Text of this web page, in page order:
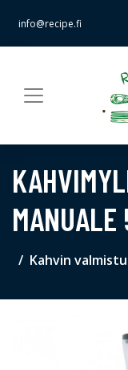
info@recipe.fi
Kahvin